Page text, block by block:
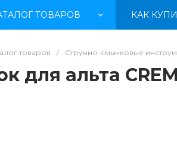
ТОВАРОВ КАК
товаров / Струнно-смычковые
для альта